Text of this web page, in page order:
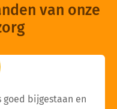
van onze
goed bijgestaan en